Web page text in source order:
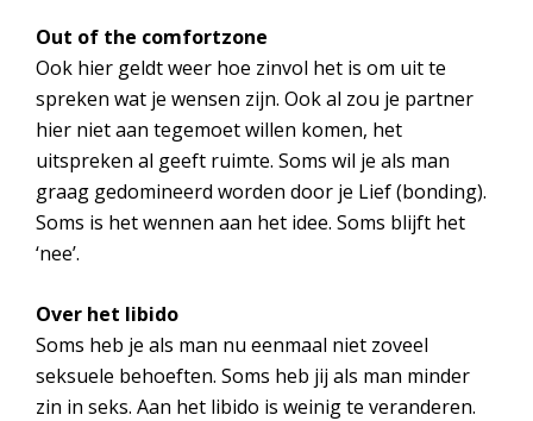
Out of the comfortzone
Ook hier geldt weer hoe zinvol het is om uit te
spreken wat je wensen zijn. Ook al zou je partner
hier niet aan tegemoet willen komen, het
uitspreken al geeft ruimte. Soms wil je als man
graag gedomineerd worden door je Lief (bonding).
Soms is het wennen aan het idee. Soms blijft het
‘nee’.
Over het libido
Soms heb je als man nu eenmaal niet zoveel
seksuele behoeften. Soms heb jij als man minder
zin in seks. Aan het libido is weinig te veranderen.